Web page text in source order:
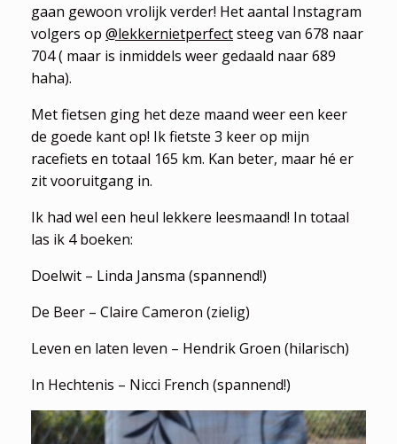
gaan gewoon vrolijk verder! Het aantal Instagram
volgers op @lekkernietperfectsteeg van 678 naar
704 ( maar is inmiddels weer gedaald naar 689
haha).
Met fietsen ging het deze maand weer een keer
de goede kant op! Ik fietste 3 keer op mijn
racefiets en totaal 165 km. Kan beter, maar hé er
zit vooruitgang in.
Ik had wel een heul lekkere leesmaand! In totaal
las ik 4 boeken:
Doelwit – Linda Jansma (spannend!)
De Beer – Claire Cameron (zielig)
Leven en laten leven – Hendrik Groen (hilarisch)
In Hechtenis – Nicci French (spannend!)